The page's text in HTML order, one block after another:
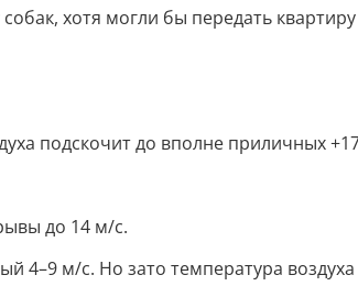
хотя могли бы передать
подскочит до вполне приличных
до 14 м/с.
м/с. Но зато температура воздуха